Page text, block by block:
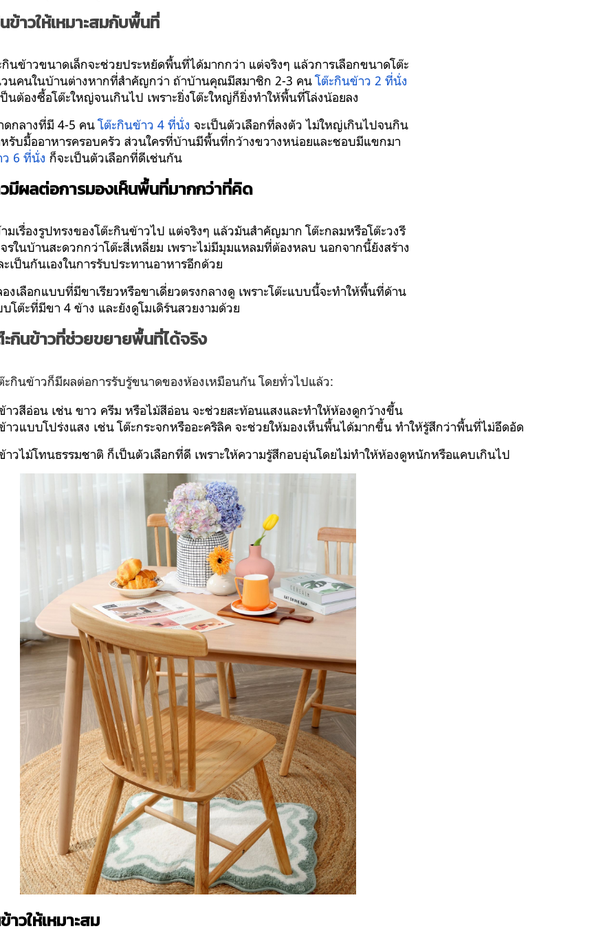
ข้าวให้เหมาะสมกับพื้นที่
นข้าวขนาดเล็กจะช่วยประหยัดพื้นที่ได้มากกว่า แต่จริงๆ แล้วการเลือกขนาดโต๊ะ
นคนในบ้านต่างหากที่สำคัญกว่า ถ้าบ้านคุณมีสมาชิก 2-3 คน โต๊ะกินข้าว 2 ที่นั่ง
นต้องซื้อโต๊ะใหญ่จนเกินไป เพราะยิ่งโต๊ะใหญ่ก็ยิ่งทำให้พื้นที่โล่งน้อยลง
กลางที่มี 4-5 คน โต๊ะกินข้าว 4 ที่นั่ง จะเป็นตัวเลือกที่ลงตัว ไม่ใหญ่เกินไปจนกิน
รับมื้ออาหารครอบครัว ส่วนใครที่บ้านมีพื้นที่กว้างขวางหน่อยและชอบมีแขกมา
6 ที่นั่ง ก็จะเป็นตัวเลือกที่ดีเช่นกัน
มีผลต่อการมองเห็นพื้นที่มากกว่าที่คิด
เรื่องรูปทรงของโต๊ะกินข้าวไป แต่จริงๆ แล้วมันสำคัญมาก โต๊ะกลมหรือโต๊ะวงรี
รในบ้านสะดวกกว่าโต๊ะสี่เหลี่ยม เพราะไม่มีมุมแหลมที่ต้องหลบ นอกจากนี้ยังสร้าง
เป็นกันเองในการรับประทานอาหารอีกด้วย
งเลือกแบบที่มีขาเรียวหรือขาเดี่ยวตรงกลางดู เพราะโต๊ะแบบนี้จะทำให้พื้นที่ด้าน
โต๊ะที่มีขา 4 ข้าง และยังดูโมเดิร์นสวยงามด้วย
กินข้าวที่ช่วยขยายพื้นที่ได้จริง
ะกินข้าวก็มีผลต่อการรับรู้ขนาดของห้องเหมือนกัน โดยทั่วไปแล้ว:
าวสีอ่อน เช่น ขาว ครีม หรือไม้สีอ่อน จะช่วยสะท้อนแสงและทำให้ห้องดูกว้างขึ้น
าวแบบโปร่งแสง เช่น โต๊ะกระจกหรืออะคริลิค จะช่วยให้มองเห็นพื้นได้มากขึ้น ทำให้รู้สึกว่าพื้นที่ไม่อึดอัด
าวไม้โทนธรรมชาติ ก็เป็นตัวเลือกที่ดี เพราะให้ความรู้สึกอบอุ่นโดยไม่ทำให้ห้องดูหนักหรือแคบเกินไป
วให้เหมาะสม